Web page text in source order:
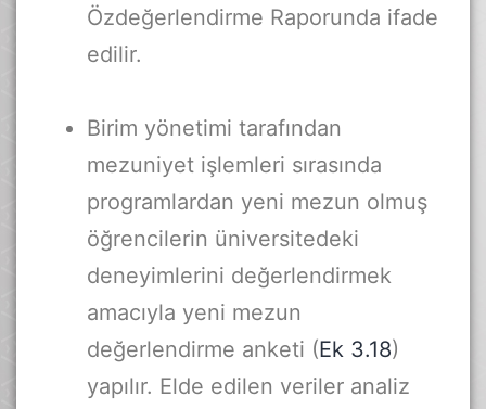
Özdeğerlendirme Raporunda ifade
edilir.
Birim yönetimi tarafından
mezuniyet işlemleri sırasında
programlardan yeni mezun olmuş
öğrencilerin üniversitedeki
deneyimlerini değerlendirmek
amacıyla yeni mezun
değerlendirme anketi (Ek 3.18)
yapılır. Elde edilen veriler analiz